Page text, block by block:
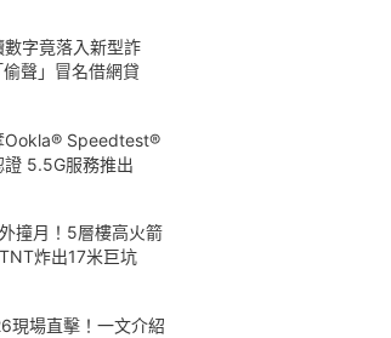
字竟落入新型詐
聲」冒名借網貸
Ookla® Speedtest®
證 5.5G服務推出
撞月！5層樓高火箭
炸出17米巨坑
現場直擊！一文介紹